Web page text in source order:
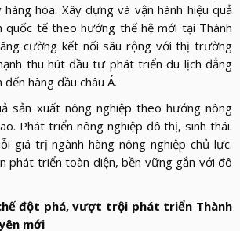
hóa. Xây dựng và vận hành hiệu quả
quốc tế theo hướng thế hệ mới tại Thành
cường kết nối sâu rộng với thị trường
thu hút đầu tư phát triển du lịch đẳng
hàng đầu châu Á.
sản xuất nông nghiệp theo hướng nông
Phát triển nông nghiệp đô thị, sinh thái.
giá trị ngành hàng nông nghiệp chủ lực.
phát triển toàn diện, bền vững gắn với đô
đột phá, vượt trội phát triển Thành
mới